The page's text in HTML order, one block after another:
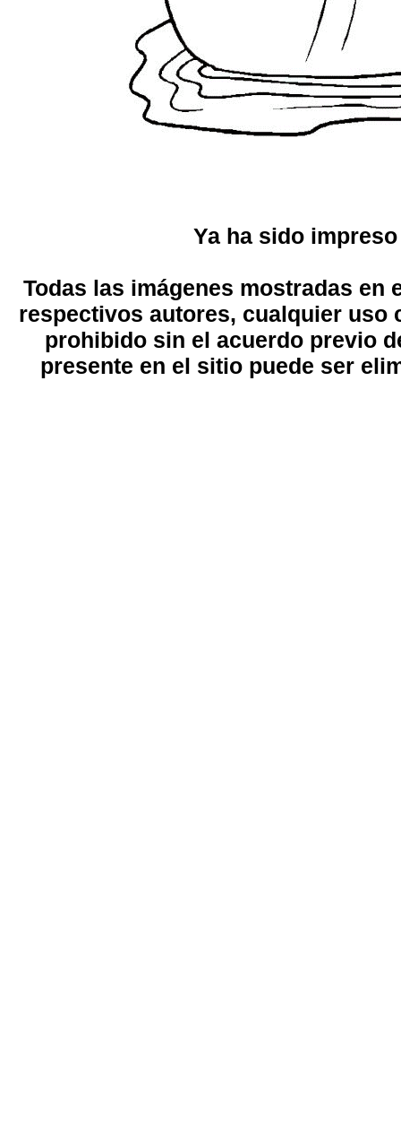
Ya ha sido
Todas las imágenes mostradas en
respectivos autores, cualquier uso
prohibido sin el acuerdo previo
presente en el sitio puede ser